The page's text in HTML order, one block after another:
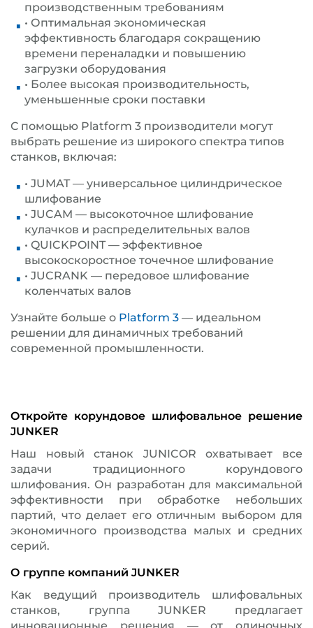
производственным требованиям
• Оптимальная экономическая
эффективность благодаря сокращению
времени переналадки и повышению
загрузки оборудования
• Более высокая производительность,
уменьшенные сроки поставки
С помощью Platform 3 производители могут
выбрать решение из широкого спектра типов
станков, включая:
• JUMAT — универсальное цилиндрическое
шлифование
• JUCAM — высокоточное шлифование
кулачков и распределительных валов
• QUICKPOINT — эффективное
высокоскоростное точечное шлифование
• JUCRANK — передовое шлифование
коленчатых валов
Узнайте больше о Platform 3 — идеальном
решении для динамичных требований
современной промышленности.
Откройте корундовое шлифовальное решение
JUNKER
Наш новый станок JUNICOR охватывает все
задачи традиционного корундового
шлифования. Он разработан для максимальной
эффективности при обработке небольших
партий, что делает его отличным выбором для
экономичного производства малых и средних
серий.
О группе компаний JUNKER
Как ведущий производитель шлифовальных
станков, группа JUNKER предлагает